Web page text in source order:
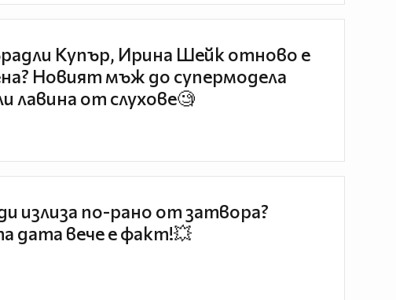
Купър, Ирина Шейк отново е
Новият мъж до супермодела
лавина от слухове🧐
излиза по-рано от затвора?
дата вече е факт!💥